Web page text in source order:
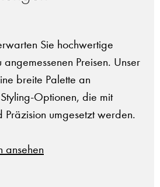
Sie hochwertige
angemessenen Preisen. Unser
breite Palette an
Optionen, die mit
Präzision umgesetzt werden.
ansehen